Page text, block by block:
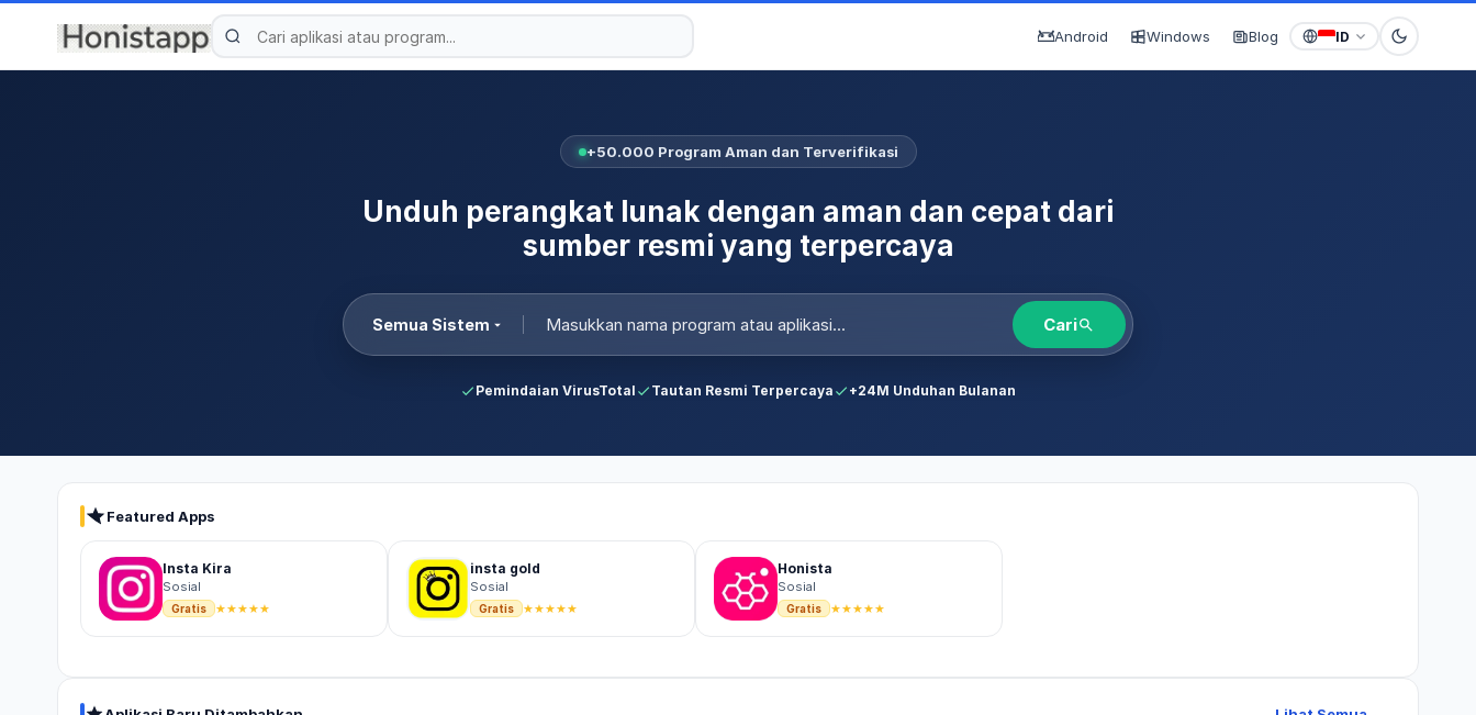
Android Windows Blog ID
+50.000 Program Aman dan Terverifikasi
Unduh perangkat lunak dengan aman dan cepat dari
sumber resmi yang terpercaya
Semua Sistem Cari
Pemindaian VirusTotal Tautan Resmi Terpercaya +24M Unduhan Bulanan
Featured Apps
Insta Kira
Sosial
Gratis ★★★★★
insta gold
Sosial
Gratis ★★★★★
Honista
Sosial
Gratis ★★★★★